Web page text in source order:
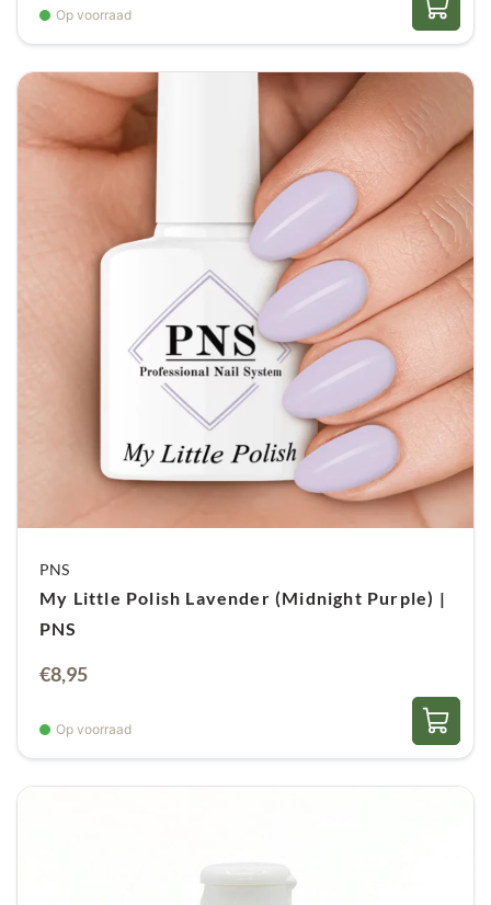
tijdens het lakken. Bewaar gelpolish altijd donker,
direct na gebruik, want zelfs een kleine
hoeveelheid lucht kan de houdbaarheid
aanzienlijk verkorten.
Kleuren en Afbeeldingen
Ten slotte is het belangrijk om te weten dat
kleuren op beeld kunnen afwijken door
scherminstellingen. Daarom is het aan te raden
om het product zelf te bekijken. In veel gevallen
zijn er ook foto’s van color pops beschikbaar,
zodat je een realistisch beeld krijgt van de kleur
en het eindresultaat.
Op voorraad
PNS
My Little Polish Lavender (Midnight Purple) |
PNS
€8,95
Op voorraad